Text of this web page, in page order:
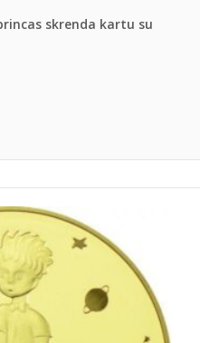
skrenda kartu su